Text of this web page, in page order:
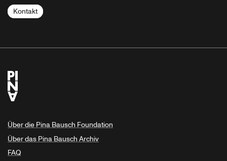
Kontakt
Über die Pina Bausch Foundation
Über das Pina Bausch Archiv
FAQ